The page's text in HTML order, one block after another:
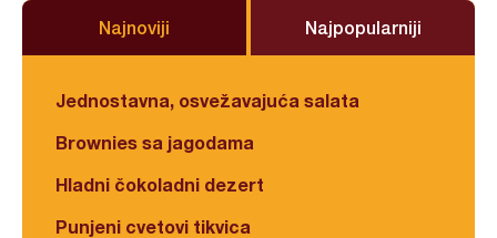
Najnoviji Najpopularniji
Jednostavna, osvežavajuća salata
Brownies sa jagodama
Hladni čokoladni dezert
Punjeni cvetovi tikvica